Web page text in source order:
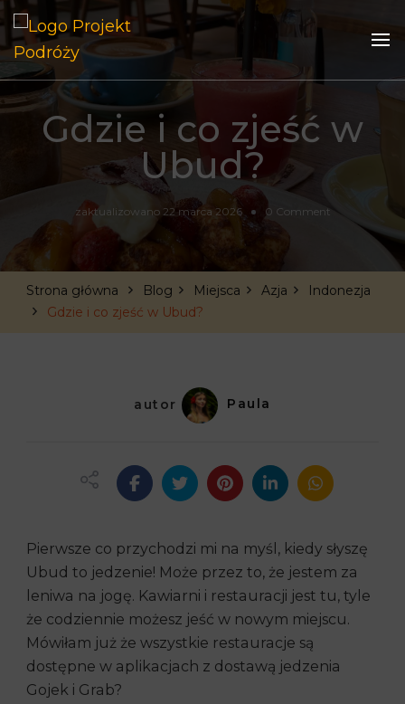
Projekt Podróży
Przygoda zaczyna się teraz!
Gdzie i co zjeść w
Ubud?
zaktualizowano 22 marca 2026 0 Commenton
Gdzie
w
Strona główna Blog Miejsca Azja
Indonezja
Gdzie i co zjeść w Ubud?
autor Paula
Pierwsze co przychodzi mi na myśl, kiedy słyszę
Ubud to jedzenie! Może przez to, że jestem za
leniwa na jogę. Kawiarni i restauracji jest tu, tyle
że codziennie możesz jeść w nowym miejscu.
Mówiłam już że wszystkie restauracje są
dostępne w aplikacjach z dostawą jedzenia
Gojek i Grab?